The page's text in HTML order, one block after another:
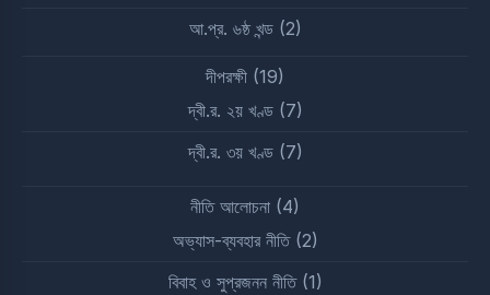
আ.প্র. ৬ষ্ঠ খন্ড(2)
দীপরক্ষী (19)
দ্বী.র. ২য় খণ্ড(7)
দ্বী.র. ৩য় খণ্ড(7)
নীতি আলোচনা (4)
অভ্যাস-ব্যবহার নীতি(2)
বিবাহ ও সুপ্রজনন নীতি(1)